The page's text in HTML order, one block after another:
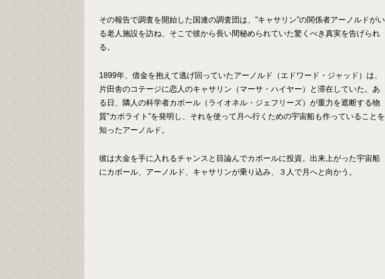
その報告で調査を開始した国連の調査団は、”キャサリン”の関係者アーノルドがい
る老人施設を訪ね、そこで彼から長い間秘められていた驚くべき真実を告げられ
る。
1899年、借金を抱えて逃げ回っていたアーノルド（エドワード・ジャッド）は、
片田舎のコテージに恋人のキャサリン（マーサ・ハイヤー）と滞在していた。あ
る日、隣人の科学者カボール（ライオネル・ジェフリーズ）が重力を遮断する物
質”カボライト”を発明し、それを使って月へ行くための宇宙船も作っていることを
知ったアーノルド。
彼は大金を手に入れるチャンスと目論んでカボールに投資。出来上がった宇宙船
にカボール、アーノルド、キャサリンが乗り込み、３人で月へと向かう。